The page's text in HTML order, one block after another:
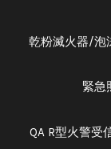
乾粉滅火器/泡
緊急
QA R型火警